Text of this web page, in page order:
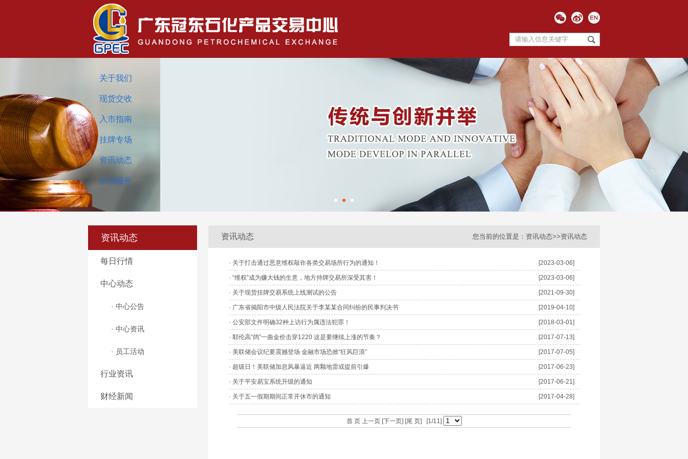
关于我们
现货交收
入市指南
挂牌专场
资讯动态
会员服务
资讯动态
每日行情
中心动态
· 中心公告
· 中心资讯
· 员工活动
行业资讯
财经新闻
资讯动态 您当前的位置是： 资讯动态>>资讯动态
· 关于打击通过恶意维权敲诈各类交易场所行为的通知！ [2023-03-06]
· “维权”成为赚大钱的生意，地方持牌交易所深受其害！ [2023-03-06]
· 关于现货挂牌交易系统上线测试的公告 [2021-09-30]
· 广东省揭阳市中级人民法院关于李某某合同纠纷的民事判决书 [2019-04-10]
· 公安部文件明确32种上访行为属违法犯罪！ [2018-03-01]
· 耶伦高“鸽”一曲金价击穿1220 这是要继续上涨的节奏？ [2017-07-13]
· 美联储会议纪要震撼登场 金融市场恐掀“狂风巨浪” [2017-07-05]
· 超级日！美联储加息风暴逼近 两颗地雷或提前引爆 [2017-06-23]
· 关于平安易宝系统升级的通知 [2017-06-21]
· 关于五一假期期间正常开休市的通知 [2017-04-28]
首 页 上一页 [下一页] [尾 页] [1/11]